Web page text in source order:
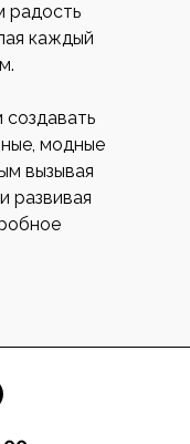
радость
каждый
модные
вызывая
развивая